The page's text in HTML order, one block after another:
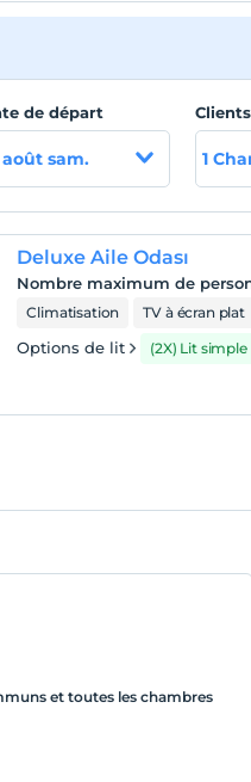
de départ
août sam.
Clients
1
Deluxe Aile Odası
Nombre maximum de
Climatisation TV à écran plat
Options de lit (2X) Lit simple
et toutes les chambres